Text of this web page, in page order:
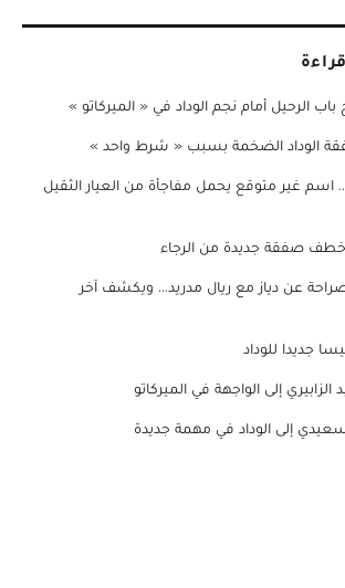
الرحيل أمام نجم الوداد في « الميركاتو »
الوداد الضخمة بسبب « شرط واحد »
اسم غير متوقع يحمل مفاجأة من العيار الثقيل
خطف صفقة جديدة من الرجاء
عن دياز مع ريال مدريد... ويكشف آخر
جديدا للوداد
إلى الواجهة في الميركاتو
إلى الوداد في مهمة جديدة